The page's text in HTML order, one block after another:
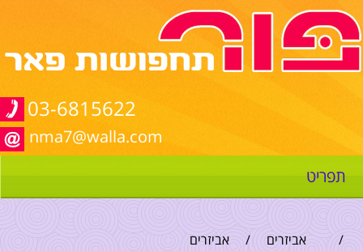
03-6815622
nma7@walla.com
תפריט
/ אביזרים / אביזרים